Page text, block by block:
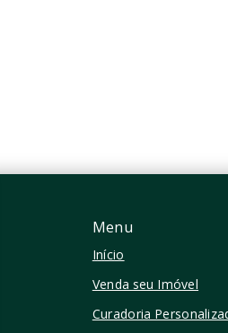
Menu
Início
Venda seu Imóvel
Curadoria